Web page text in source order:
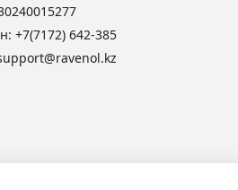
+7(7172) 642-385